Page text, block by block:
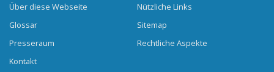
Über diese Webseite
Glossar
Presseraum
Kontakt
Nützliche Links
Sitemap
Rechtliche Aspekte